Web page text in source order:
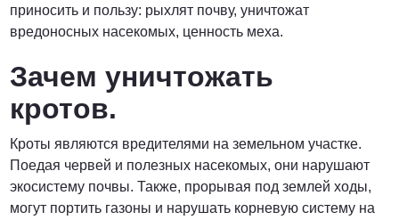
приносить и пользу: рыхлят почву, уничтожат
вредоносных насекомых, ценность меха.
Зачем уничтожать
кротов.
Кроты являются вредителями на земельном участке.
Поедая червей и полезных насекомых, они нарушают
экосистему почвы. Также, прорывая под землей ходы,
могут портить газоны и нарушать корневую систему на